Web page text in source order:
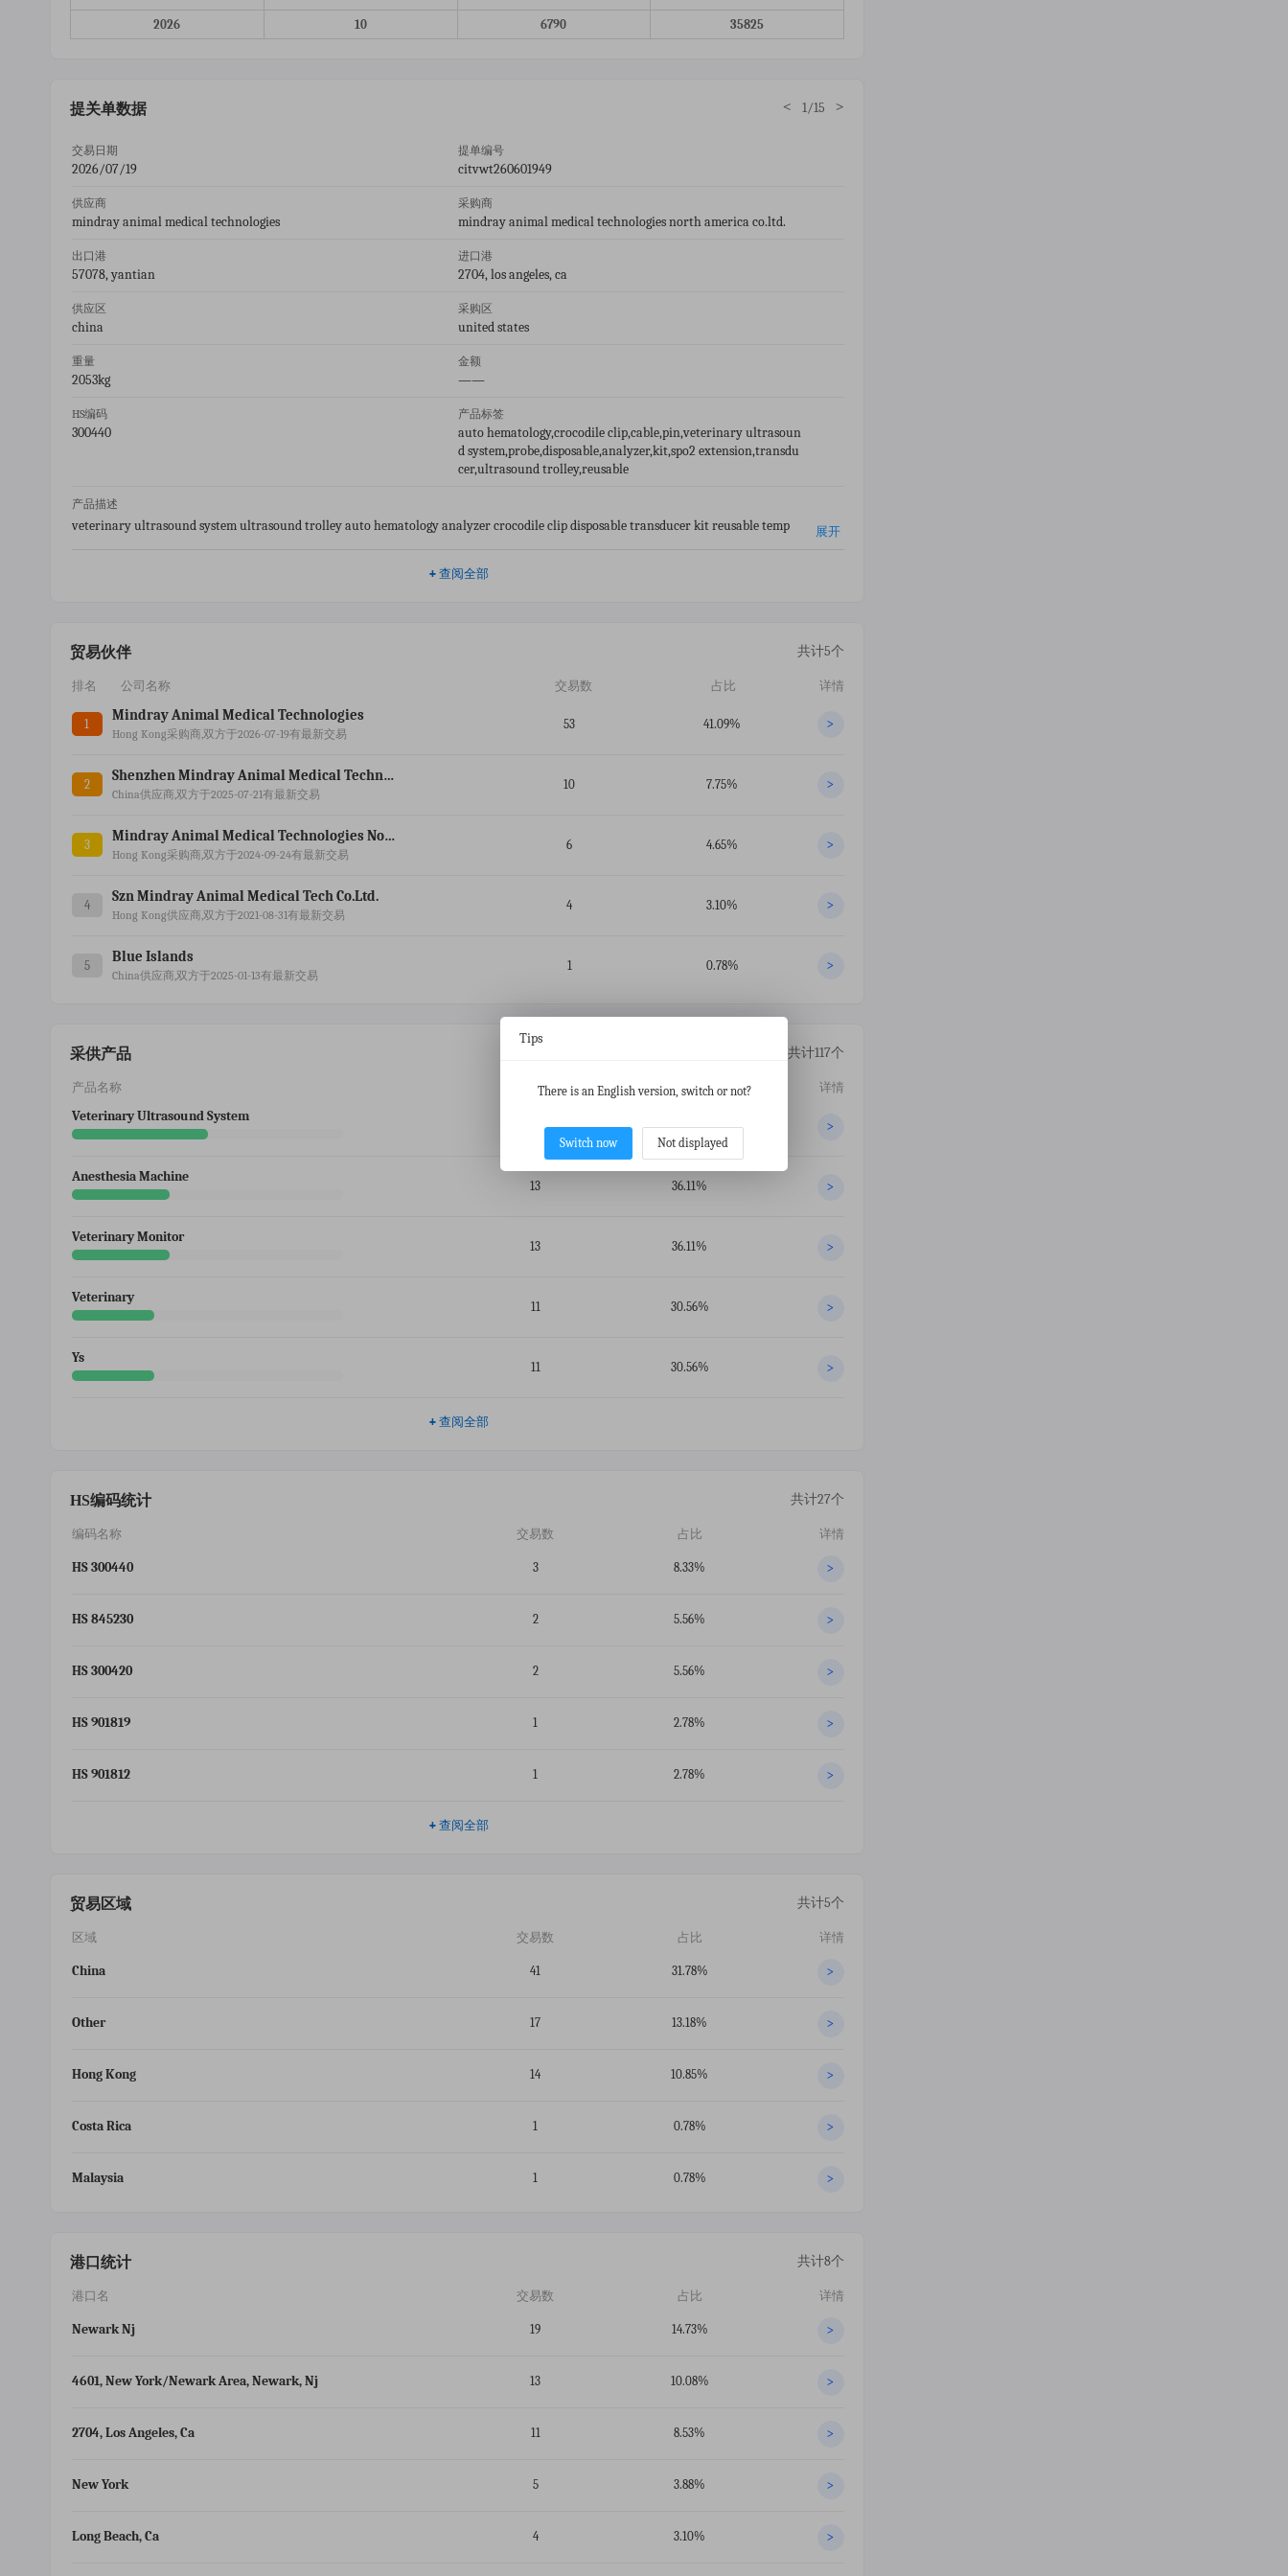
2026
10 6790 35825
提关单数据 < 1/15 >
交易日期
2026/07/19
提单编号
citvwt260601949
供应商
mindray animal medical technologies
采购商
mindray animal medical technologies north america co.ltd.
出口港
57078, yantian
进口港
2704, los angeles, ca
供应区
china
采购区
united states
重量
2053kg
金额
——
HS编码
300440
产品标签
auto hematology,crocodile clip,cable,pin,veterinary ultrasoun
d system,probe,disposable,analyzer,kit,spo2 extension,transdu
cer,ultrasound trolley,reusable
产品描述
veterinary ultrasound system ultrasound trolley auto hematology analyzer crocodile clip disposable transducer kit reusable temp
展开
+ 查阅全部
贸易伙伴 共计5个
排名 公司名称 交易数 占比 详情
1
Mindray Animal Medical Technologies
Hong Kong采购商,双方于2026-07-19有最新交易
53 41.09% >
2
Shenzhen Mindray Animal Medical Technologies Co.ltd.
China供应商,双方于2025-07-21有最新交易
10 7.75% >
3
Mindray Animal Medical Technologies North America Co.ltd.
Hong Kong采购商,双方于2024-09-24有最新交易
6 4.65% >
4
Szn Mindray Animal Medical Tech Co.ltd.
Hong Kong供应商,双方于2021-08-31有最新交易
4 3.10% >
5
Blue Islands
China供应商,双方于2025-01-13有最新交易
1 0.78% >
采供产品 共计117个
产品名称 交易数 占比 详情
Veterinary Ultrasound System
50% >
Anesthesia Machine
13 36.11% >
Veterinary Monitor
13 36.11% >
Veterinary
11 30.56% >
Ys
11 30.56% >
+ 查阅全部
HS编码统计 共计27个
编码名称 交易数 占比 详情
HS 300440 3 8.33% >
HS 845230 2 5.56% >
HS 300420 2 5.56% >
HS 901819 1 2.78% >
HS 901812 1 2.78% >
+ 查阅全部
贸易区域 共计5个
区域 交易数 占比 详情
China 41 31.78% >
Other 17 13.18% >
Hong Kong 14 10.85% >
Costa Rica 1 0.78% >
Malaysia 1 0.78% >
港口统计 共计8个
港口名 交易数 占比 详情
Newark Nj 19 14.73% >
4601, New York/newark Area, Newark, Nj 13 10.08% >
2704, Los Angeles, Ca 11 8.53% >
New York 5 3.88% >
Long Beach, Ca 4 3.10% >
Tips
There is an English version, switch or not?
Switch now Not displayed